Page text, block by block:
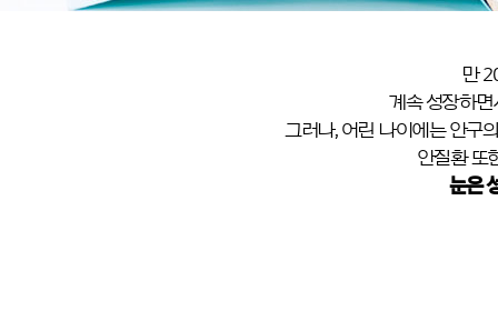
만
계속 성장하면
그러나, 어린 나이에는 안구
안질환 또
눈은